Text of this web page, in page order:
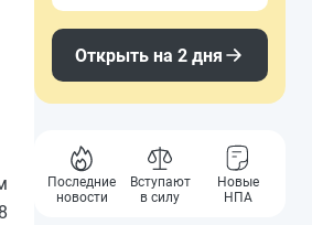
Открыть на 2 дня
Последние
новости
Вступают
в силу
Новые
НПА